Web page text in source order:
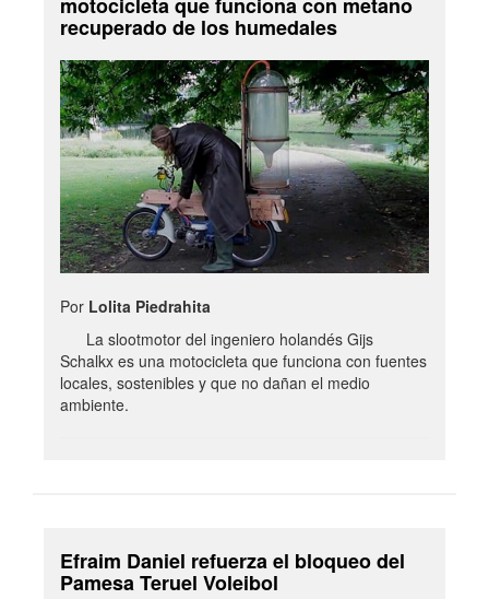
recuperado de los humedales
Por Lolita Piedrahita
La slootmotor del ingeniero holandés Gijs
Schalkx es una motocicleta que funciona con fuentes
locales, sostenibles y que no dañan el medio
ambiente.
Efraim Daniel refuerza el bloqueo del
Pamesa Teruel Voleibol